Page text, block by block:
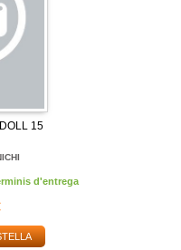
15
d'entrega